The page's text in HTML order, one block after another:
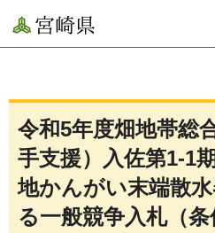
宮崎県
令和5年度畑地帯総
手支援）入佐第1-1
地かんがい末端散
る一般競争入札（